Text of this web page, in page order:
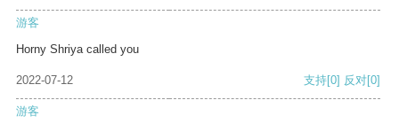
游客
Horny Shriya called you
2022-07-12 支持[0] 反对[0]
游客